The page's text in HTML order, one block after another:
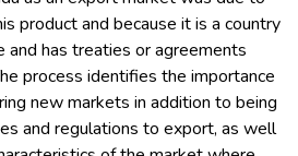
product and because it is a country
has treaties or agreements
process identifies the importance
new markets in addition to being
and regulations to export, as well